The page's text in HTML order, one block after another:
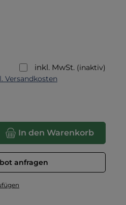
inkl. MwSt. (inaktiv)
Versandkosten
gewünschten Wert ein oder
In den Warenkorb
anfragen